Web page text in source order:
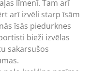
līmenī. Tam arī
arī izvēli starp īsām
īsās piedurknes
bieži izvēlas
sakarsušos